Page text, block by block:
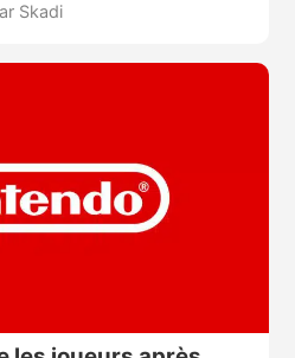
Skadi